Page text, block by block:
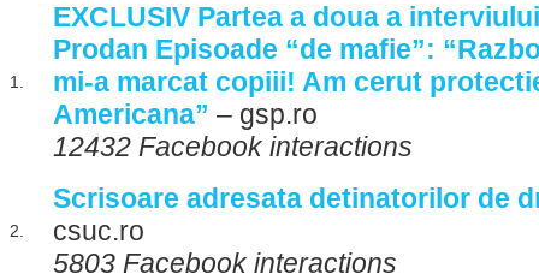
1.
EXCLUSIV Partea a doua a
Prodan Episoade “de mafie”:
mi-a marcat copiii! Am cerut
Americana” – gsp.ro
12432 Facebook interactions
2.
Scrisoare adresata detinatorilor de
csuc.ro
5803 Facebook interactions